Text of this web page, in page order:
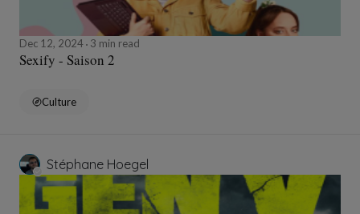
Dec 12, 2024 3 min read
Sexify - Saison 2
Culture
Stéphane Hoegel